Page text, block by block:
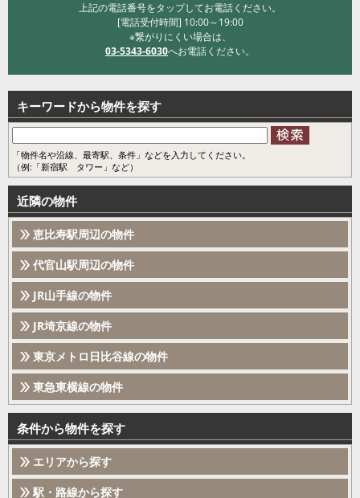
上記の電話番号をタップしてお電話ください。
[電話受付時間] 10:00～19:00
※繋がりにくい場合は、
03-5343-6030へお電話ください。
キーワードから物件を探す
「物件名や沿線、最寄駅、条件」などを入力してください。
（例:「新宿駅 タワー」など）
近隣の物件
恵比寿駅周辺の物件
代官山駅周辺の物件
JR山手線の物件
JR埼京線の物件
東京メトロ日比谷線の物件
東急東横線の物件
条件から物件を探す
エリアから探す
駅・路線から探す